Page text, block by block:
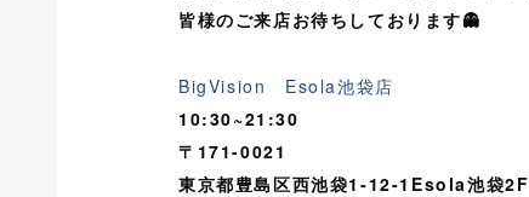
皆様のご来店お待ちしております👻
BigVision Esola池袋店
10:30~21:30
〒171-0021
東京都豊島区西池袋1-12-1Esola池袋2F